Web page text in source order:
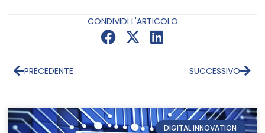
CONDIVIDI L'ARTICOLO
PRECEDENTE SUCCESSIVO
DIGITAL INNOVATION